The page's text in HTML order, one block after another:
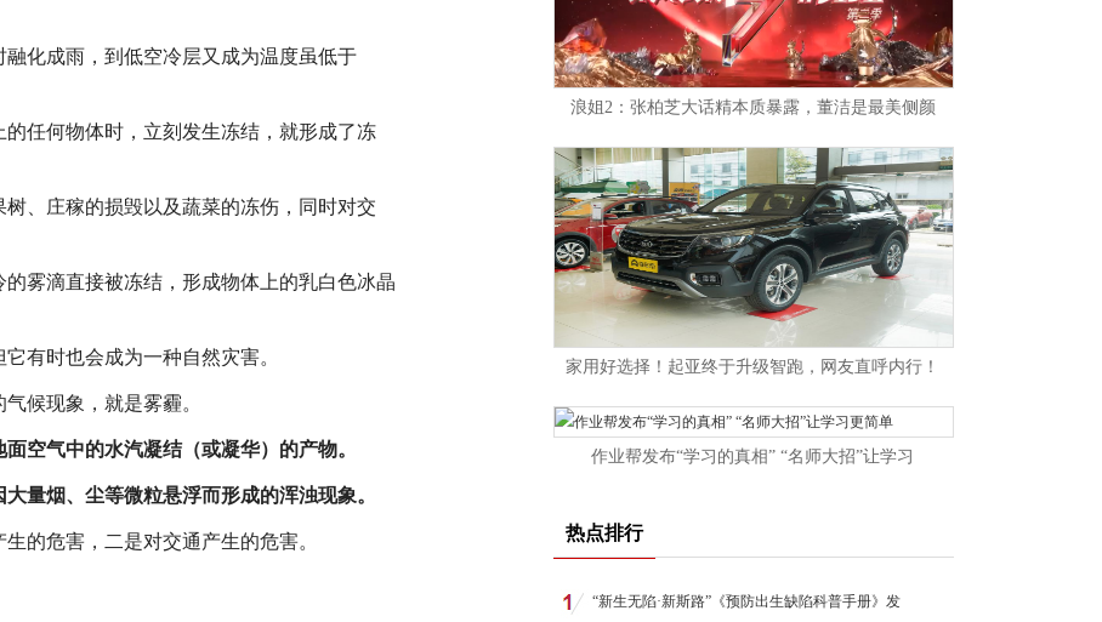
化成雨，到低空冷层又成为温度虽低于
任何物体时，立刻发生冻结，就形成了冻
、庄稼的损毁以及蔬菜的冻伤，同时对交
雾滴直接被冻结，形成物体上的乳白色冰晶
有时也会成为一种自然灾害。
候现象，就是雾霾。
空气中的水汽凝结（或凝华）的产物。
量烟、尘等微粒悬浮而形成的浑浊现象。
的危害，二是对交通产生的危害。
浪姐2：张柏芝大话精本质暴露，董洁是最美侧颜
家用好选择！起亚终于升级智跑，网友直呼内行！
作业帮发布“学习的真相” “名师大招”让学习
热点排行
“新生无陷·新斯路”《预防出生缺陷科普手册》发